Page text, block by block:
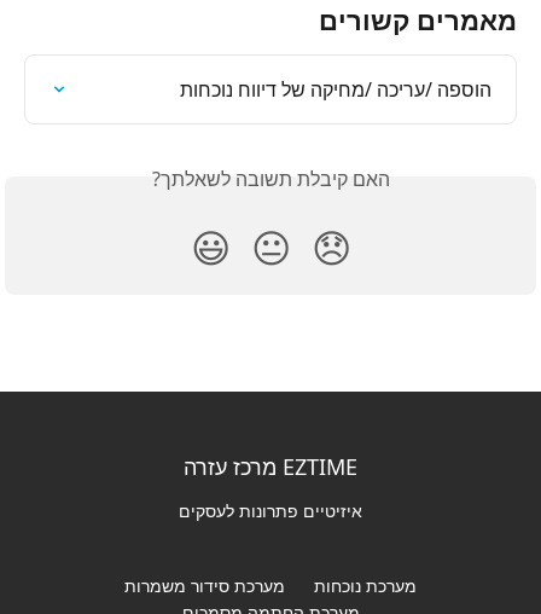
מאמרים קשורים
הוספה /עריכה /מחיקה של דיווח נוכחות
האם קיבלת תשובה לשאלתך?
😞
😐
😃
EZTIME מרכז עזרה
איזיטיים פתרונות לעסקים
מערכת נוכחות
מערכת סידור משמרות